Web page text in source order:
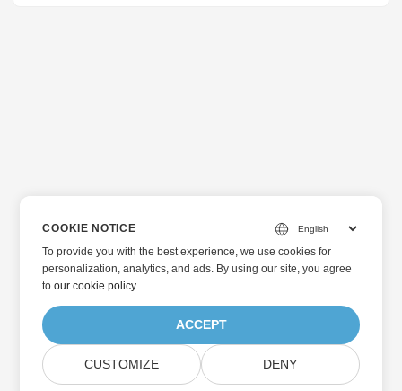
用戶計算機，而是保留在您的服務器上並位於防火牆後面。最
終用戶只能看到共享文檔的網絡副本。儘管默認情況下可用，
但可以禁用特定文檔的複制、打印和下載選項，以便以“只讀”模
式共享它們。目前，我們提供兩種部署選項：本地部署和
SaaS。這個新插件集成了可下載的.NET庫，可以部署在您自己
的服務器上，並允許您在本地存儲和託管文檔。我們還提供了
一個集成 Cloud 版本的 GroupDocs.Annotation 應用程序的插
件。它不需要任何服務器端安裝，但文檔需要存儲在我們的服
COOKIE NOTICE
To provide you with the best experience, we use cookies for
personalization, analytics, and ads. By using our site, you agree
toour cookie policy.
ACCEPT
CUSTOMIZE DENY